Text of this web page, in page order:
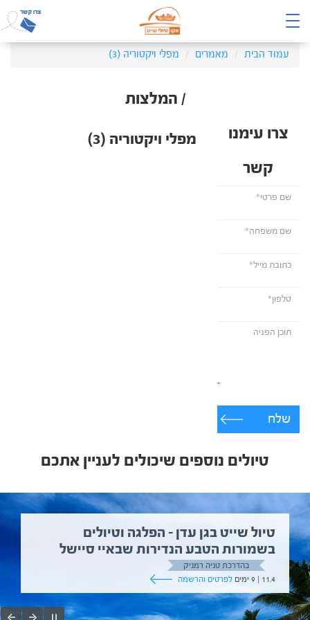
עמוד הבית מאמרים מפלי ויקטוריה (3)
/ המלצות
צרו עימנו
קשר
שלח
מפלי ויקטוריה (3)
טיולים נוספים שיכולים לעניין אתכם
טיול שייט בגן עדן – הפלגה וטיולים
בשמורות הטבע הנדירות שבאיי סיישל
בהדרכת טניה רמניק
11.4 | 9 ימים
לפרטים והרשמה